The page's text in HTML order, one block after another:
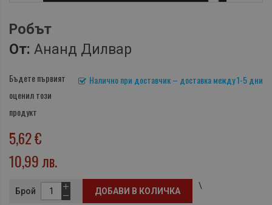
Робът
От: Ананд Дилвар
Налично при доставчик – доставка между 1-5 дни
Бъдете първият
оценил този
продукт
5,62 €
10,99 лв.
Брой ДОБАВИ В КОЛИЧКА
\